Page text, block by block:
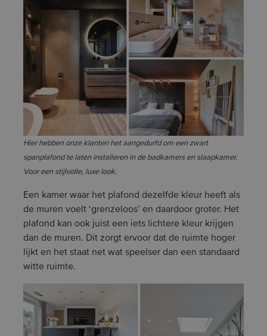
Hier hebben onze klanten het aangedurfd om een zwart
spanplafond te laten installeren in de badkamers en slaapkamer.
Voor een stijlvolle, luxe look.
Een kamer waar het plafond dezelfde kleur heeft als
de muren voelt ‘grenzeloos’ en daardoor groter. Het
plafond kan ook juist een iets lichtere kleur krijgen
dan de muren. Dit zorgt ervoor dat de ruimte hoger
lijkt en het staat net wat speelser dan een standaard
witte ruimte.